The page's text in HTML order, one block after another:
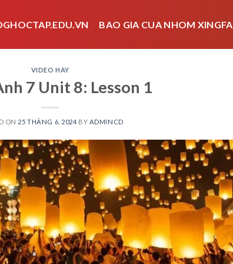
BAO GIA CUA NHOM XINGFA
VIDEO HAY
7 Unit 8: Lesson 1
ON 25 THÁNG 6, 2024 BY ADMINCD